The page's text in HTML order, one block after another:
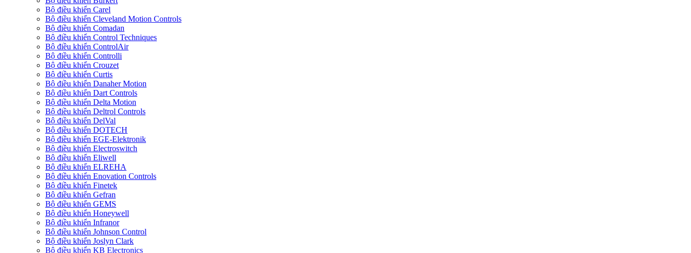
Bộ điều khiển Carel
Bộ điều khiển Cleveland Motion Controls
Bộ điều khiển Comadan
Bộ điều khiển Control Techniques
Bộ điều khiển ControlAir
Bộ điều khiển Controlli
Bộ điều khiển Crouzet
Bộ điều khiển Curtis
Bộ điều khiển Danaher Motion
Bộ điều khiển Dart Controls
Bộ điều khiển Delta Motion
Bộ điều khiển Deltrol Controls
Bộ điều khiển DelVal
Bộ điều khiển DOTECH
Bộ điều khiển EGE-Elektronik
Bộ điều khiển Electroswitch
Bộ điều khiển Eliwell
Bộ điều khiển ELREHA
Bộ điều khiển Enovation Controls
Bộ điều khiển Finetek
Bộ điều khiển Gefran
Bộ điều khiển GEMS
Bộ điều khiển Honeywell
Bộ điều khiển Infranor
Bộ điều khiển Johnson Control
Bộ điều khiển Joslyn Clark
Bộ điều khiển KB Electronics